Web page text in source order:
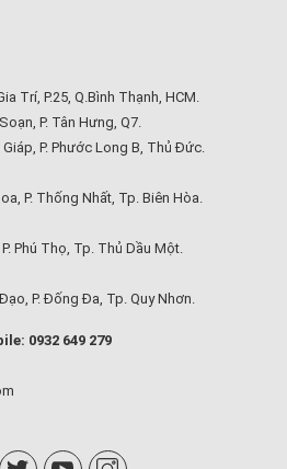
Trí, P.25, Q.Bình Thạnh, HCM.
P. Tân Hưng, Q7.
P. Phước Long B, Thủ Đức.
P. Thống Nhất, Tp. Biên Hòa.
Phú Thọ, Tp. Thủ Dầu Một.
P. Đống Đa, Tp. Quy Nhơn.
0932 649 279